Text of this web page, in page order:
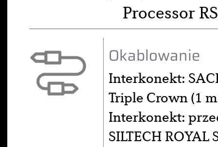
Processor
Okablowanie
Interkonekt:
Triple Crown (1
Interkonekt:
SILTECH